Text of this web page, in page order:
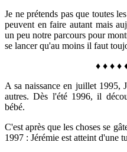
Je ne prétends pas que toutes
peuvent en faire autant mais
un peu notre parcours pour
se lancer qu'au moins il faut
♦ ♦ ♦ ♦
A sa naissance en juillet 1995,
autres. Dès l'été 1996, il
bébé.
C'est après que les choses se
1997 : Jérémie est atteint d'une